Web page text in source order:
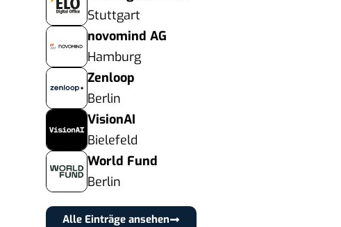
Stuttgart
novomind AG
Hamburg
Zenloop
Berlin
VisionAI
Bielefeld
World Fund
Berlin
Alle Einträge ansehen